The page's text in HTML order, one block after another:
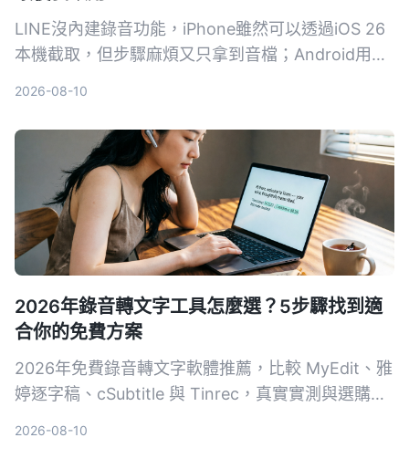
LINE沒內建錄音功能，iPhone雖然可以透過iOS 26
本機截取，但步驟麻煩又只拿到音檔；Android用戶
步驟。
2026-08-10
2026年錄音轉文字工具怎麼選？5步驟找到適
合你的免費方案
2026年免費錄音轉文字軟體推薦，比較 MyEdit、雅
婷逐字稿、cSubtitle 與 Tinrec，真實實測與選購指
2026-08-10